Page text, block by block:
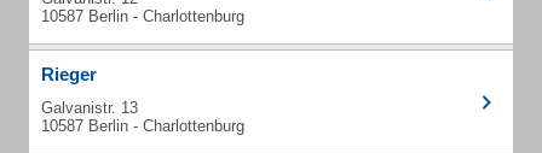
10587 Berlin - Charlottenburg
Rieger
Galvanistr. 13
10587 Berlin - Charlottenburg